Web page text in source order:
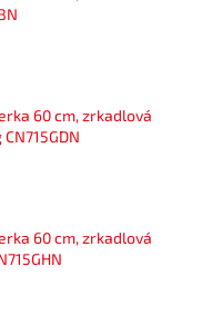
60 cm, zrkadlová
60 cm, zrkadlová